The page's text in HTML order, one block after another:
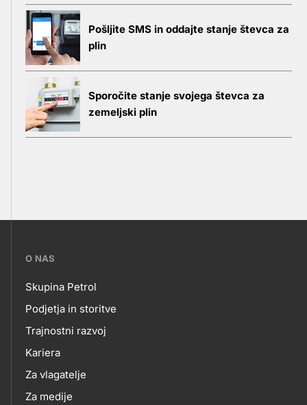
Pošljite SMS in oddajte stanje števca za
plin
Sporočite stanje svojega števca za
zemeljski plin
???
skupno.footer-
title???
O NAS
O
NAS
Skupina Petrol
Podjetja in storitve
Trajnostni razvoj
Kariera
Za vlagatelje
Za medije